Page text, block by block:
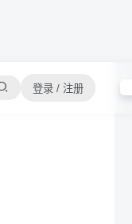
登录 / 注册